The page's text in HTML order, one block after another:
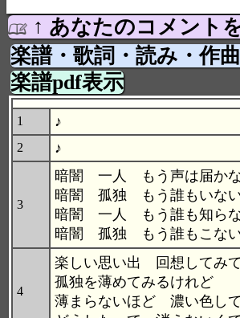
↑ あなたのコメント
楽譜・歌詞・読み・作
楽譜pdf表示
1 ♪
2 ♪
3
暗闇 一人 もう声は届か
暗闇 孤独 もう誰もいな
暗闇 一人 もう誰も知ら
暗闇 孤独 もう誰もこな
4
楽しい思い出 回想してみて
孤独を薄めてみるけれど
薄まらないほど 濃い色し